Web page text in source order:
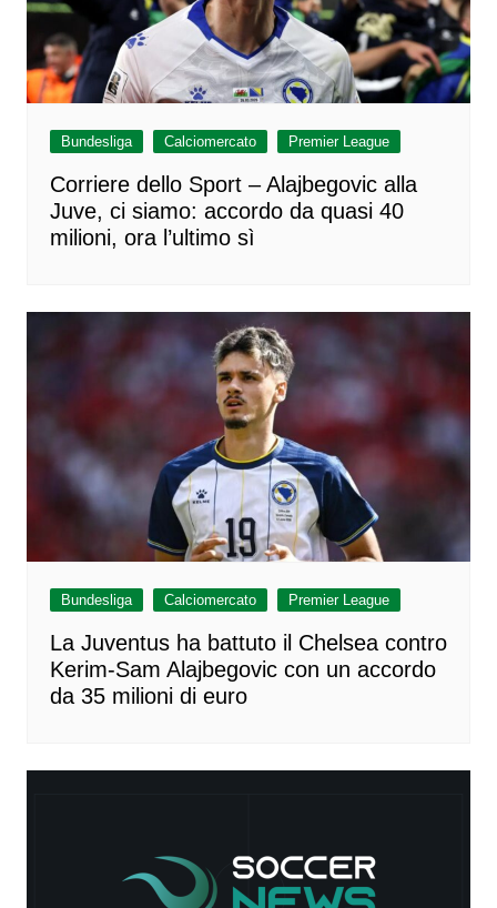
Bundesliga Calciomercato Premier League
Corriere dello Sport – Alajbegovic alla
Juve, ci siamo: accordo da quasi 40
milioni, ora l’ultimo sì
Bundesliga Calciomercato Premier League
La Juventus ha battuto il Chelsea contro
Kerim-Sam Alajbegovic con un accordo
da 35 milioni di euro